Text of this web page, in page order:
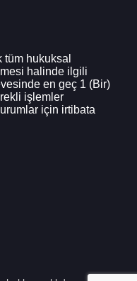
tüm hukuksal
halinde ilgili
en geç 1 (Bir)
işlemler
için irtibata